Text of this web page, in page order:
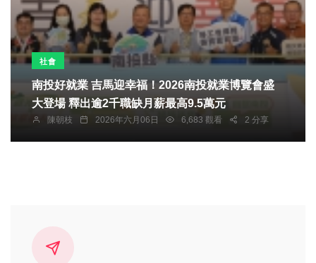
社會
南投好就業 吉馬迎幸福！2026南投就業博覽會盛
大登場 釋出逾2千職缺月薪最高9.5萬元
陳朝枝 2026年六月06日 6,683 觀看 2 分享